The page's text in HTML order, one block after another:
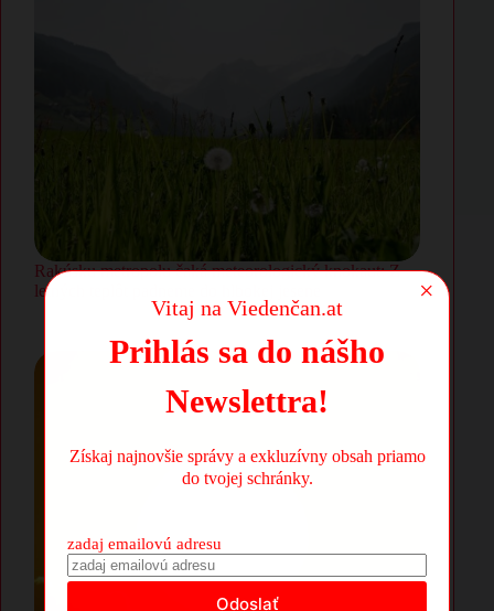
Rakúsku metropolu čaká meteorologický knokaut: Z
letných teplôt padneme do hlbokej jesene
Vitaj na Viedenčan.at
Prihlás sa do nášho
Newslettra!
Získaj najnovšie správy a exkluzívny obsah priamo
do tvojej schránky.
zadaj emailovú adresu
×